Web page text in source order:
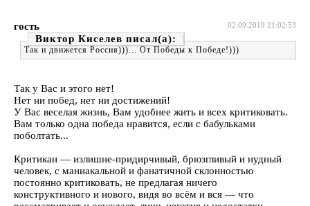
02.09.2019 21:02:53
гость
Виктор Киселев
Так и движется Россия)))... От Победы к Победе!)))
Так у Вас и этого нет!
Нет ни побед, нет ни достижений!
У Вас веселая жизнь, Вам удобнее жить и всех критиковать.
Вам только одна победа нравится, если с бабульками
поболтать...
Критикан — излишне-придирчивый, брюзгливый и нудный
человек, с маниакальной и фанатичной склонностью
постоянно критиковать, не предлагая ничего
конструктивного и нового, видя во всём и вся — что